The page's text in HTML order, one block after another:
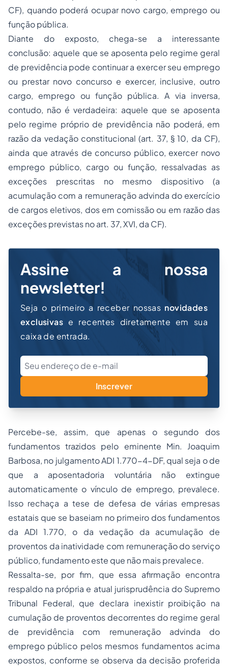
CF), quando poderá ocupar novo cargo, emprego ou
função pública.
Diante do exposto, chega-se a interessante
conclusão: aquele que se aposenta pelo regime geral
de previdência pode continuar a exercer seu emprego
ou prestar novo concurso e exercer, inclusive, outro
cargo, emprego ou função pública. A via inversa,
contudo, não é verdadeira: aquele que se aposenta
pelo regime próprio de previdência não poderá, em
razão da vedação constitucional (art. 37, § 10, da CF),
ainda que através de concurso público, exercer novo
emprego público, cargo ou função, ressalvadas as
exceções prescritas no mesmo dispositivo (a
acumulação com a remuneração advinda do exercício
de cargos eletivos, dos em comissão ou em razão das
exceções previstas no art. 37, XVI, da CF).
Assine a nossa
newsletter!
Seja o primeiro a receber nossas novidades
exclusivas e recentes diretamente em sua
caixa de entrada.
Inscrever
Percebe-se, assim, que apenas o segundo dos
fundamentos trazidos pelo eminente Min. Joaquim
Barbosa, no julgamento ADI 1.770-4-DF, qual seja o de
que a aposentadoria voluntária não extingue
automaticamente o vínculo de emprego, prevalece.
Isso rechaça a tese de defesa de várias empresas
estatais que se baseiam no primeiro dos fundamentos
da ADI 1.770, o da vedação da acumulação de
proventos da inatividade com remuneração do serviço
público, fundamento este que não mais prevalece.
Ressalta-se, por fim, que essa afirmação encontra
respaldo na própria e atual jurisprudência do Supremo
Tribunal Federal, que declara inexistir proibição na
cumulação de proventos decorrentes do regime geral
de previdência com remuneração advinda do
emprego público pelos mesmos fundamentos acima
expostos, conforme se observa da decisão proferida